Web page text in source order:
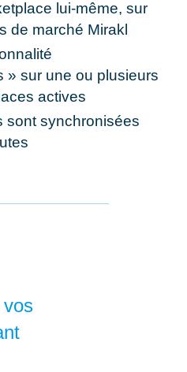
lui-même, sur
de marché Mirakl
» sur une ou plusieurs
actives
sont synchronisées